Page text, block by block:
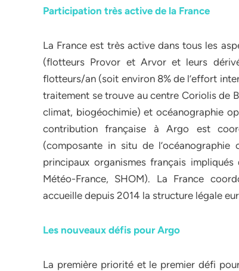
Participation très active de la France
La France est très active dans tous les
(flotteurs Provor et Arvor et leurs
flotteurs/an (soit environ 8% de l’effort
traitement se trouve au centre Coriolis de
climat, biogéochimie) et océanographie
contribution française à Argo est
(composante in situ de
principaux organismes français impliqués
Météo-France, SHOM). La France
accueille depuis 2014 la structure légale
Les nouveaux défis pour Argo
La première priorité et le premier défi